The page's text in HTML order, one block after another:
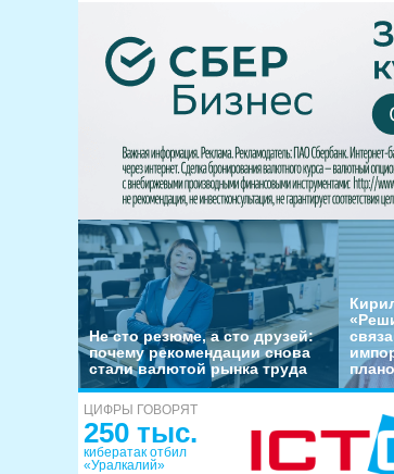
Не сто резюме, а сто друзей:
почему рекомендации снова
стали валютой рынка труда
ЦИФРЫ ГОВОРЯТ
250 тыс.
кибератак отбил
«Уралкалий»